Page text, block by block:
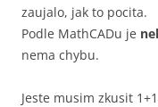
zaujalo, jak to pocita.
Podle MathCADu je
nema chybu.
Jeste musim zkusit